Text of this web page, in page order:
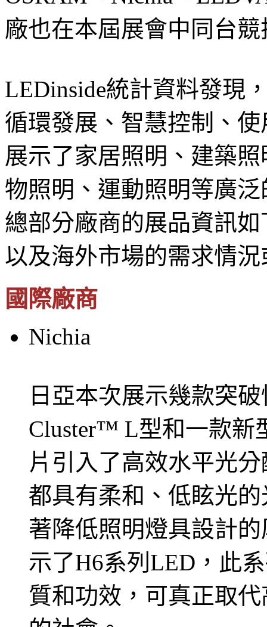
廠也在本屆展會中同台競
LEDinside統計資料發現
循環發展、智慧控制、
展示了家居照明、建築
物照明、運動照明等廣
總部分廠商的展品資訊
以及海外市場的需求情
國際廠商
Nichia
日亞本次展示幾款突
Cluster™ L型和一款新
片引入了高效水平光
都具有柔和、低眩光
著降低照明燈具設計
示了H6系列LED，此
質和功效，可真正取